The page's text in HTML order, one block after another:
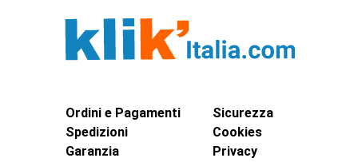
Ordini e Pagamenti
Spedizioni
Garanzia
Sicurezza
Cookies
Privacy